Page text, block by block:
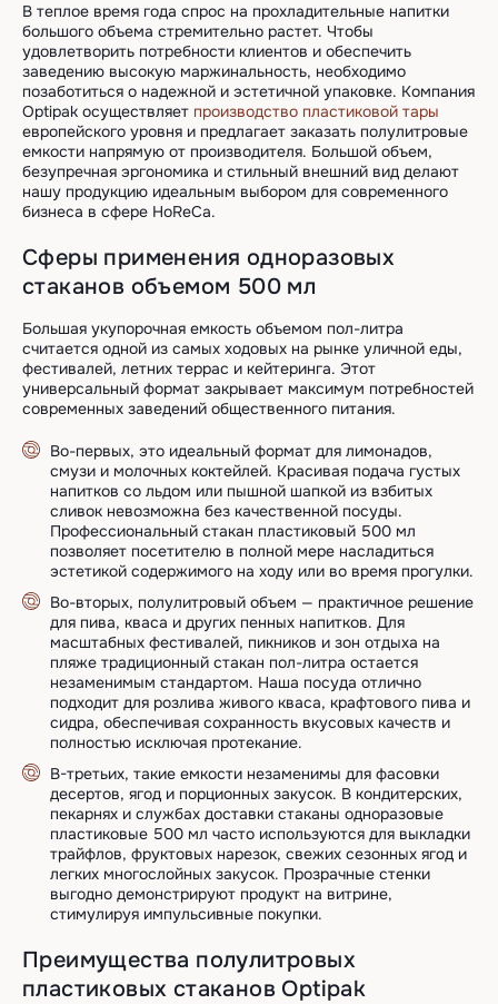
В теплое время года спрос на прохладительные напитки
большого объема стремительно растет. Чтобы
удовлетворить потребности клиентов и обеспечить
заведению высокую маржинальность, необходимо
позаботиться о надежной и эстетичной упаковке. Компания
Optipak осуществляет производство пластиковой тары
европейского уровня и предлагает заказать полулитровые
емкости напрямую от производителя. Большой объем,
безупречная эргономика и стильный внешний вид делают
нашу продукцию идеальным выбором для современного
бизнеса в сфере HoReCa.
Сферы применения одноразовых
стаканов объемом 500 мл
Большая укупорочная емкость объемом пол-литра
считается одной из самых ходовых на рынке уличной еды,
фестивалей, летних террас и кейтеринга. Этот
универсальный формат закрывает максимум потребностей
современных заведений общественного питания.
Во-первых, это идеальный формат для лимонадов,
смузи и молочных коктейлей. Красивая подача густых
напитков со льдом или пышной шапкой из взбитых
сливок невозможна без качественной посуды.
Профессиональный стакан пластиковый 500 мл
позволяет посетителю в полной мере насладиться
эстетикой содержимого на ходу или во время прогулки.
Во-вторых, полулитровый объем — практичное решение
для пива, кваса и других пенных напитков. Для
масштабных фестивалей, пикников и зон отдыха на
пляже традиционный стакан пол-литра остается
незаменимым стандартом. Наша посуда отлично
подходит для розлива живого кваса, крафтового пива и
сидра, обеспечивая сохранность вкусовых качеств и
полностью исключая протекание.
В-третьих, такие емкости незаменимы для фасовки
десертов, ягод и порционных закусок. В кондитерских,
пекарнях и службах доставки стаканы одноразовые
пластиковые 500 мл часто используются для выкладки
трайфлов, фруктовых нарезок, свежих сезонных ягод и
легких многослойных закусок. Прозрачные стенки
выгодно демонстрируют продукт на витрине,
стимулируя импульсивные покупки.
Преимущества полулитровых
пластиковых стаканов Optipak